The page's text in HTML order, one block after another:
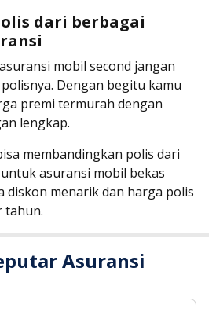
dari berbagai
mobil second jangan
Dengan begitu kamu
premi termurah dengan
lengkap.
membandingkan polis dari
asuransi mobil bekas
diskon menarik dan harga polis
tahun.
Asuransi